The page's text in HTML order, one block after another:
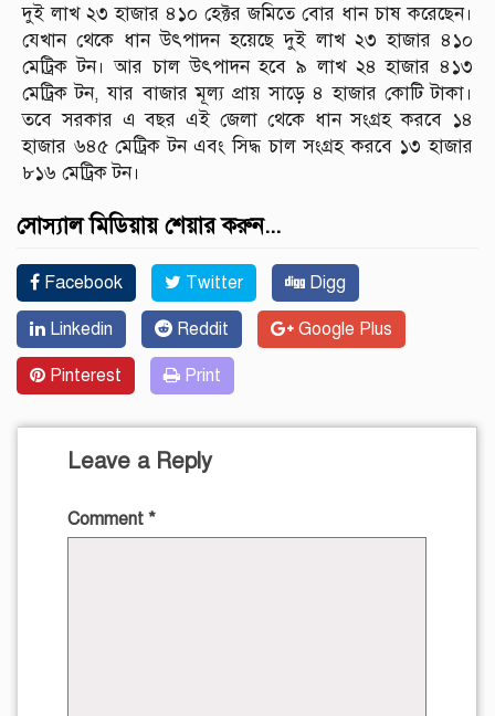
দুই লাখ ২৩ হাজার ৪১০ হেক্টর জমিতে বোর ধান চাষ করেছেন।
যেখান থেকে ধান উৎপাদন হয়েছে দুই লাখ ২৩ হাজার ৪১০
মেট্রিক টন। আর চাল উৎপাদন হবে ৯ লাখ ২৪ হাজার ৪১৩
মেট্রিক টন, যার বাজার মূল্য প্রায় সাড়ে ৪ হাজার কোটি টাকা।
তবে সরকার এ বছর এই জেলা থেকে ধান সংগ্রহ করবে ১৪
হাজার ৬৪৫ মেট্রিক টন এবং সিদ্ধ চাল সংগ্রহ করবে ১৩ হাজার
৮১৬ মেট্রিক টন।
সোস্যাল মিডিয়ায় শেয়ার করুন...
Facebook Twitter Digg
Linkedin Reddit Google Plus
Pinterest Print
Leave a Reply
Comment *